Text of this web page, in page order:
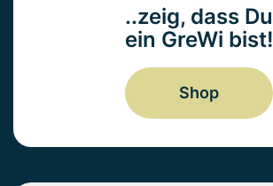
..zeig, dass Du
ein GreWi bist!
Shop